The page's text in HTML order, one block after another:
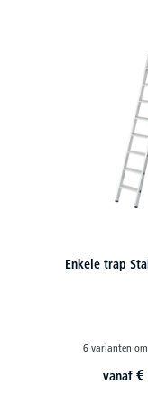
Enkele trap
6 varianten
vanaf €